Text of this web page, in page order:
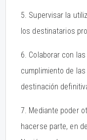
5. Supervisar la
los destinatarios
6. Colaborar con
cumplimiento de
destinación
7. Mediante poder
hacerse parte, en